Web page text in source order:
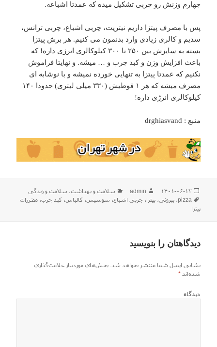
چهارم وزنش رو چربی تشکیل میده که عمدتا اشباعه.
پس با مصرف پیتزا داریم نیتریت، چربی اشباع، چربی ترانس،
سدیم و کالری زیادی وارد بدنمون می کنیم. هر برش پیتزا
بسته به سایزش بین ۲۵۰ تا ۳۰۰ کیلوکالری انرژی داره! که
باعث افزایش وزن و کبد چرب و … میشه. و نهایتا فراموش
نکنیم که عمدتا پیتزا به تنهایی خورده نمیشه و با نوشابه ای
مصرف میشه که هر ۱ قوطیش (۳۳۰ میلی لیتری) حدودا ۱۴۰
کیلوکالری انرژی داره!
منبع : drghiasvand
ارسال
شده
در
۱۴۰۱-۰۶-۱۲ نویسنده
admin دسته‌ها
سلامت و بهداشت، سلامت و زندگی
برچسب‌ها
pizza،پپرونی،پیتزا،چربی اشباع، سوسیس، کالباس، کبد چرب،مضررات
پیتزا
دیدگاهتان را بنویسید
نشانی ایمیل شما منتشر نخواهد شد. بخش‌های موردنیاز علامت‌گذاری
شده‌اند*
دیدگاه